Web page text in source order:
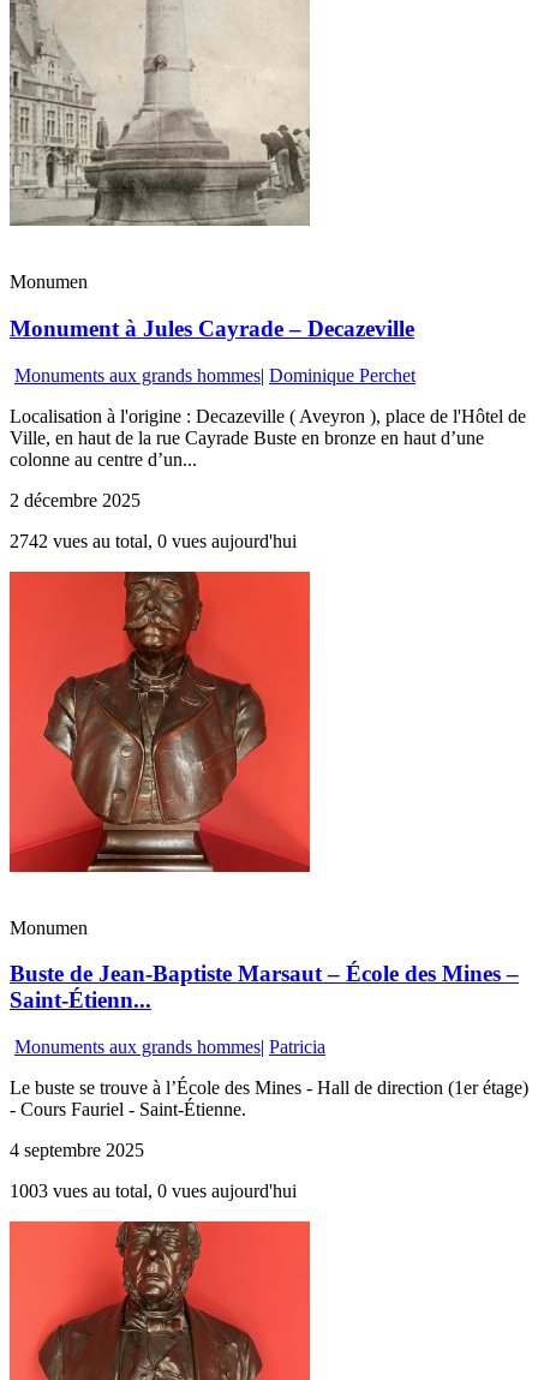
Monumen
Monument à Jules Cayrade – Decazeville
Monuments aux grands hommes| Dominique Perchet
Localisation à l'origine : Decazeville ( Aveyron ), place de l'Hôtel de
Ville, en haut de la rue Cayrade Buste en bronze en haut d’une
colonne au centre d’un...
2 décembre 2025
2742 vues au total, 0 vues aujourd'hui
Monumen
Buste de Jean-Baptiste Marsaut – École des Mines –
Saint-Étienn...
Monuments aux grands hommes| Patricia
Le buste se trouve à l’École des Mines - Hall de direction (1er étage)
- Cours Fauriel - Saint-Étienne.
4 septembre 2025
1003 vues au total, 0 vues aujourd'hui